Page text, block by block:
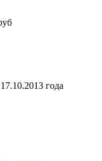
года